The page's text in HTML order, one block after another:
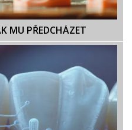
MU PŘEDCHÁZET